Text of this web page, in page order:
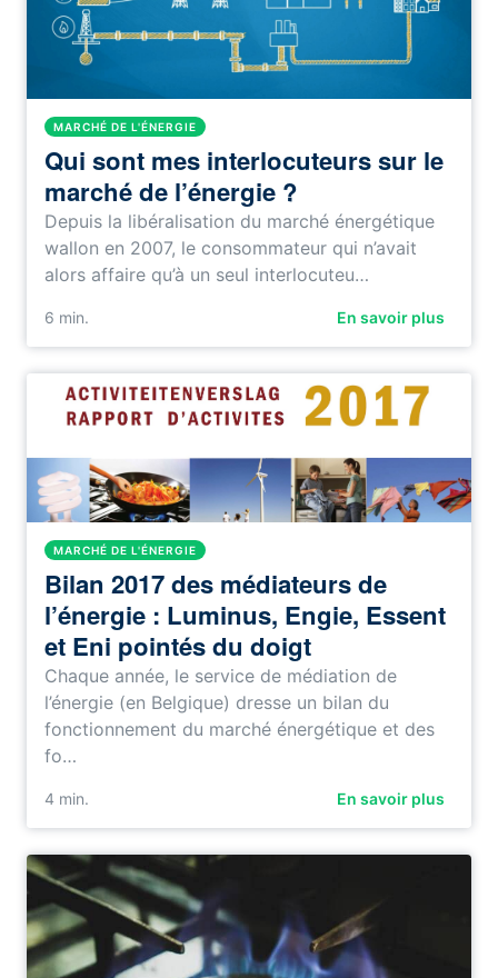
MARCHÉ DE L'ÉNERGIE
Qui sont mes interlocuteurs sur le
marché de l’énergie ?
Depuis la libéralisation du marché énergétique
wallon en 2007, le consommateur qui n’avait
alors affaire qu’à un seul interlocuteu…
6 min. En savoir plus
MARCHÉ DE L'ÉNERGIE
Bilan 2017 des médiateurs de
l’énergie : Luminus, Engie, Essent
et Eni pointés du doigt
Chaque année, le service de médiation de
l’énergie (en Belgique) dresse un bilan du
fonctionnement du marché énergétique et des
fo…
4 min. En savoir plus